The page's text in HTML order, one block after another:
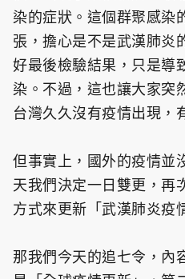
染的症狀。這個群聚感染
張，擔心是不是武漢肺炎
好最後檢驗結果，只是導
染。不過，這也讓大家突
台灣久久沒有疫情出現，
但事實上，國外的疫情並
天我們決定一日雙更，再
方式來更新「武漢肺炎疫
那我們今天的追七令，內